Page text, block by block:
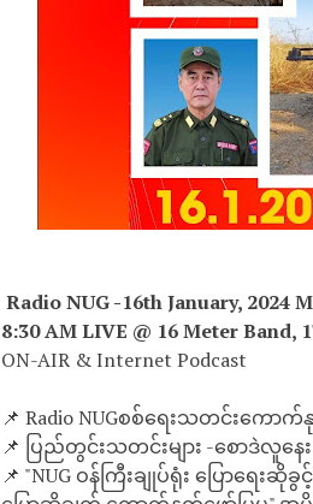
Radio NUG -16th January, 2024
8:30 AM LIVE @ 16 Meter Band,
ON-AIR & Internet Podcast
📌 Radio NUGစစ်ရေးသတင်းကေ
📌 ပြည်တွင်းသတင်းများ -စောဒဲလူနေး
📌 "NUG ဝန်ကြီးချုပ်ရုံး ပြောရ